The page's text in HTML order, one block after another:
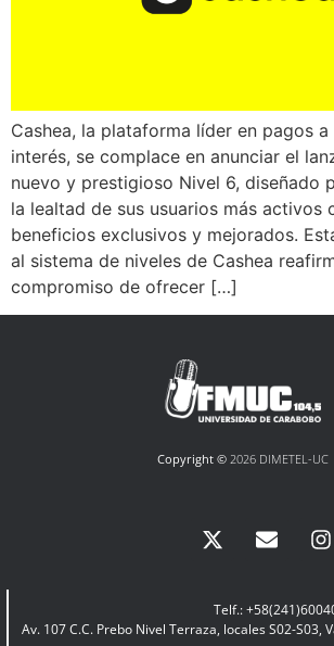
Cashea, la plataforma líder en pagos
interés, se complace en anunciar el
nuevo y prestigioso Nivel 6, diseñado
la lealtad de sus usuarios más activos
beneficios exclusivos y mejorados.
al sistema de niveles de Cashea
compromiso de ofrecer […]
Copyright © 2026 DIMETEL-UC
Telf.:
Av. 107 C.C. Prebo Nivel Terraza, locales S02-S03,